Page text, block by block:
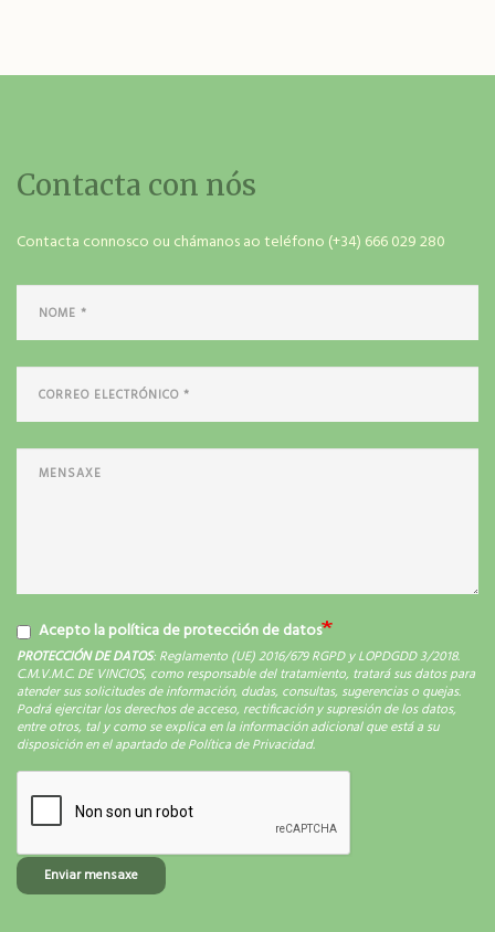
Contacta con nós
Contacta connosco ou chámanos ao teléfono (+34) 666 029 280
Acepto la política de protección de datos
PROTECCIÓN DE DATOS: Reglamento (UE) 2016/679 RGPD y LOPDGDD 3/2018.
C.M.V.M.C. DE VINCIOS, como responsable del tratamiento, tratará sus datos para
atender sus solicitudes de información, dudas, consultas, sugerencias o quejas.
Podrá ejercitar los derechos de acceso, rectificación y supresión de los datos,
entre otros, tal y como se explica en la información adicional que está a su
disposición en el apartado de Política de Privacidad.
Enviar mensaxe